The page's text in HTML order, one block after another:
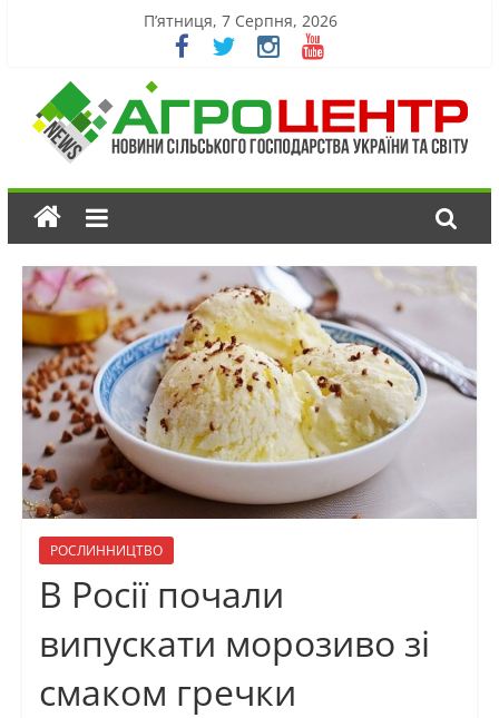
П’ятниця, 7 Серпня, 2026
РОСЛИННИЦТВО
В Росії почали
випускати морозиво зі
смаком гречки